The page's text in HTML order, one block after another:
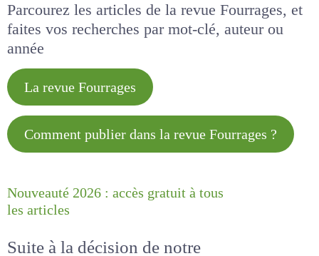
Parcourez les articles de la revue Fourrages, et
faites vos recherches par mot-clé, auteur ou
année
La revue Fourrages
Comment publier dans la revue
Nouveauté 2026 : accès gratuit à